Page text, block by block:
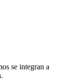
se integran a